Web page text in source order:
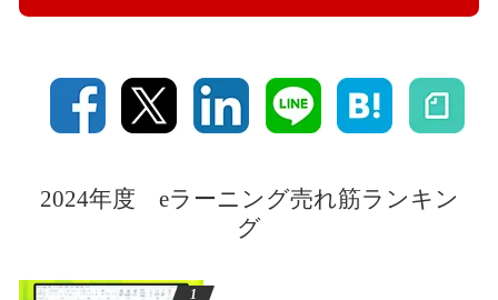
2024年度 eラーニング売れ筋ランキン
グ